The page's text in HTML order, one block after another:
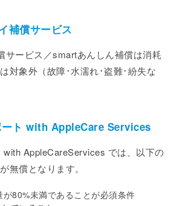
補償サービス
サービス／smartあんしん補償は消耗
対象外（故障･水濡れ･盗難･紛失な
ート with AppleCare Services
AppleCareServices では、以下の
無償となります。
80%未満であることが必須条件